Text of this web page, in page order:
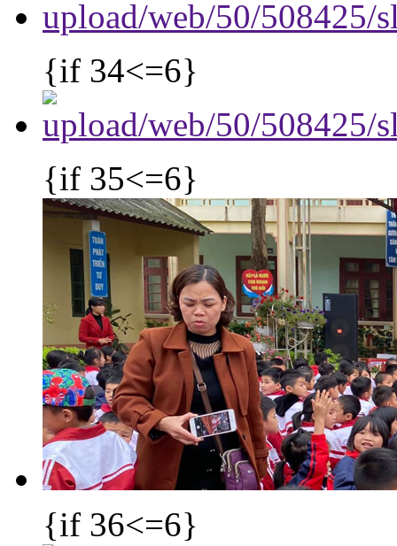
{if 34<=6}
{if 35<=6}
{if 36<=6}